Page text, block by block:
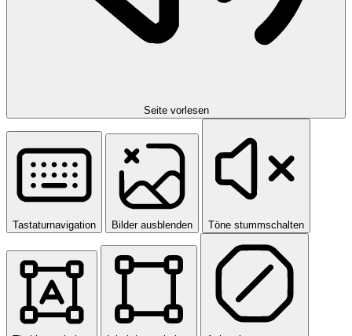
Seite vorlesen
Tastaturnavigation Bilder ausblenden Töne stummschalten